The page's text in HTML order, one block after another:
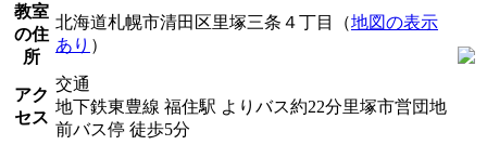
教室
の住
所
北海道札幌市清田区里塚三条４丁目（地図の表示
あり ）
アク
セス
交通
地下鉄東豊線 福住駅 よりバス約22分里塚市営団地
前バス停 徒歩5分